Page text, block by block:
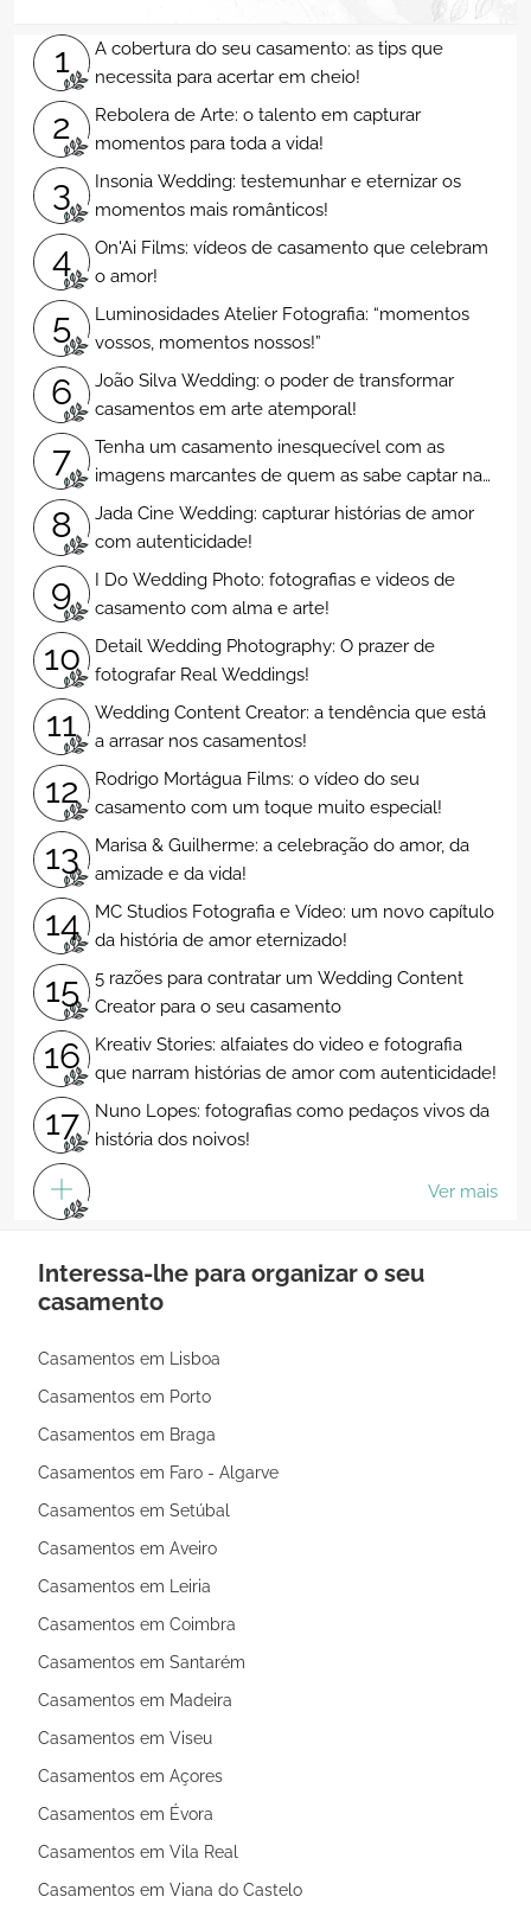
1
A cobertura do seu casamento: as tips que
necessita para acertar em cheio!
2
Rebolera de Arte: o talento em capturar
momentos para toda a vida!
3
Insonia Wedding: testemunhar e eternizar os
momentos mais românticos!
4
On'Ai Films: vídeos de casamento que celebram
o amor!
5
Luminosidades Atelier Fotografia: “momentos
vossos, momentos nossos!”
6
João Silva Wedding: o poder de transformar
casamentos em arte atemporal!
7
Tenha um casamento inesquecível com as
imagens marcantes de quem as sabe captar na
perfeição
8
Jada Cine Wedding: capturar histórias de amor
com autenticidade!
9
I Do Wedding Photo: fotografias e videos de
casamento com alma e arte!
10
Detail Wedding Photography: O prazer de
fotografar Real Weddings!
11
Wedding Content Creator: a tendência que está
a arrasar nos casamentos!
12
Rodrigo Mortágua Films: o vídeo do seu
casamento com um toque muito especial!
13
Marisa & Guilherme: a celebração do amor, da
amizade e da vida!
14
MC Studios Fotografia e Vídeo: um novo capítulo
da história de amor eternizado!
15
5 razões para contratar um Wedding Content
Creator para o seu casamento
16
Kreativ Stories: alfaiates do video e fotografia
que narram histórias de amor com autenticidade!
17
Nuno Lopes: fotografias como pedaços vivos da
história dos noivos!
Ver mais
Interessa-lhe para organizar o seu
casamento
Casamentos em Lisboa
Casamentos em Porto
Casamentos em Braga
Casamentos em Faro - Algarve
Casamentos em Setúbal
Casamentos em Aveiro
Casamentos em Leiria
Casamentos em Coimbra
Casamentos em Santarém
Casamentos em Madeira
Casamentos em Viseu
Casamentos em Açores
Casamentos em Évora
Casamentos em Vila Real
Casamentos em Viana do Castelo